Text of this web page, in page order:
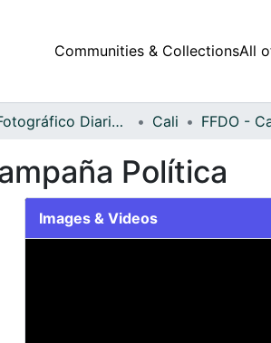
Communities & CollectionsAll
Fondo Fotográfico Diario Occidente Cali FFDO -
Política
Images & Videos